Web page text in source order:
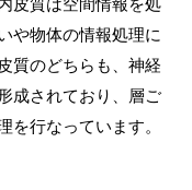
や物体の情報処理に
質のどちらも、神経
成されており、層ご
行なっています。